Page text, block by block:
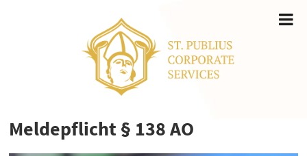
Meldepflicht § 138 AO